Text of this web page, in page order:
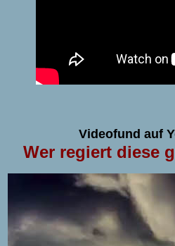
Videofund auf
Wer regiert diese